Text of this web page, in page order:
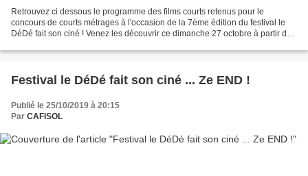
Retrouvez ci dessous le programme des films courts retenus pour le
concours de courts métrages à l'occasion de la 7ème édition du festival le
DéDé fait son ciné ! Venez les découvrir ce dimanche 27 octobre à partir de
Festival le DéDé fait son ciné ... Ze END !
Publié le 25/10/2019 à 20:15
Par CAFISOL